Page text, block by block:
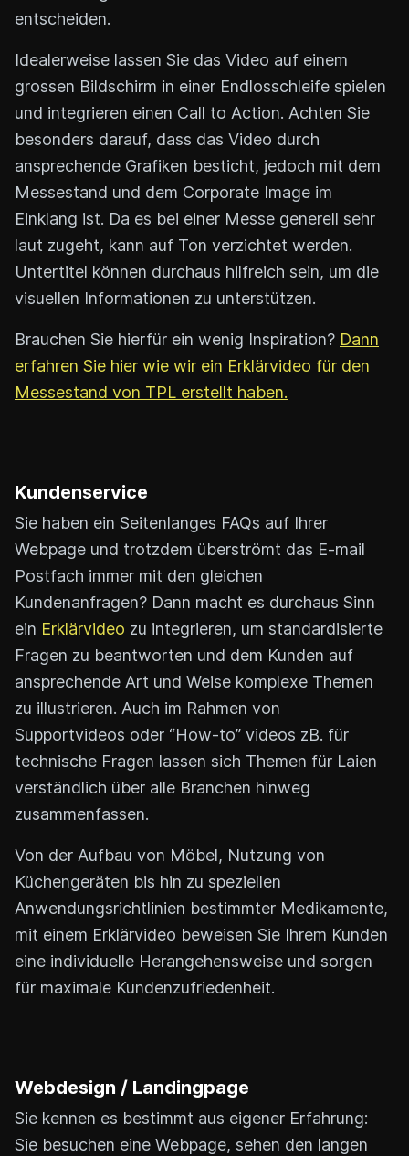
entscheiden.
Idealerweise lassen Sie das Video auf einem
grossen Bildschirm in einer Endlosschleife spielen
und integrieren einen Call to Action. Achten Sie
besonders darauf, dass das Video durch
ansprechende Grafiken besticht, jedoch mit dem
Messestand und dem Corporate Image im
Einklang ist. Da es bei einer Messe generell sehr
laut zugeht, kann auf Ton verzichtet werden.
Untertitel können durchaus hilfreich sein, um die
visuellen Informationen zu unterstützen.
Brauchen Sie hierfür ein wenig Inspiration? Dann
erfahren Sie hier wie wir ein Erklärvideo für den
Messestand von TPL erstellt haben.
Kundenservice
Sie haben ein Seitenlanges FAQs auf Ihrer
Webpage und trotzdem überströmt das E-mail
Postfach immer mit den gleichen
Kundenanfragen? Dann macht es durchaus Sinn
ein Erklärvideo zu integrieren, um standardisierte
Fragen zu beantworten und dem Kunden auf
ansprechende Art und Weise komplexe Themen
zu illustrieren. Auch im Rahmen von
Supportvideos oder “How-to” videos zB. für
technische Fragen lassen sich Themen für Laien
verständlich über alle Branchen hinweg
zusammenfassen.
Von der Aufbau von Möbel, Nutzung von
Küchengeräten bis hin zu speziellen
Anwendungsrichtlinien bestimmter Medikamente,
mit einem Erklärvideo beweisen Sie Ihrem Kunden
eine individuelle Herangehensweise und sorgen
für maximale Kundenzufriedenheit.
Webdesign / Landingpage
Sie kennen es bestimmt aus eigener Erfahrung:
Sie besuchen eine Webpage, sehen den langen